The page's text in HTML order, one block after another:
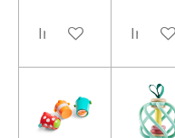
In winkelwagenIn